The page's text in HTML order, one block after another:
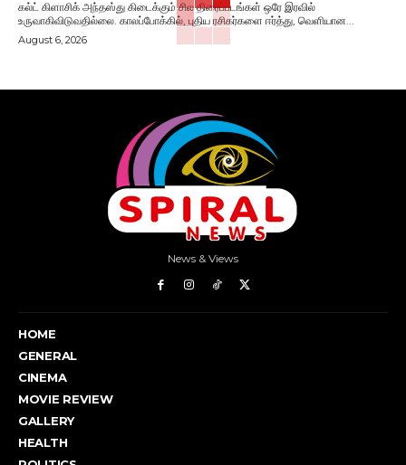
கல்ட் கிளாசிக் அந்தஸ்து கிடைக்கும் சில திரைப்படங்கள் ஒரே இரவில்
உருவாகிவிடுவதில்லை. காலப்போக்கில், புதிய ரசிகர்களை ஈர்த்து, வெளியான...
August 6, 2026
News & Views
HOME
GENERAL
CINEMA
MOVIE REVIEW
GALLERY
HEALTH